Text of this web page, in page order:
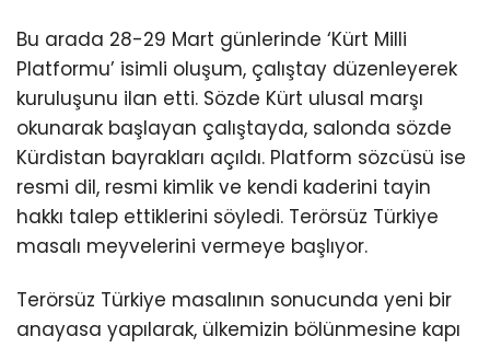
Bu arada 28-29 Mart günlerinde ‘Kürt Milli
Platformu’ isimli oluşum, çalıştay düzenleyerek
kuruluşunu ilan etti. Sözde Kürt ulusal marşı
okunarak başlayan çalıştayda, salonda sözde
Kürdistan bayrakları açıldı. Platform sözcüsü ise
resmi dil, resmi kimlik ve kendi kaderini tayin
hakkı talep ettiklerini söyledi. Terörsüz Türkiye
masalı meyvelerini vermeye başlıyor.
Terörsüz Türkiye masalının sonucunda yeni bir
anayasa yapılarak, ülkemizin bölünmesine kapı